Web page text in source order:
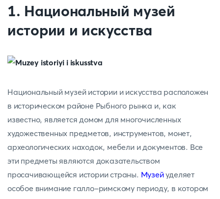
1. Национальный музей
истории и искусства
Национальный музей истории и искусства расположен
в историческом районе Рыбного рынка и, как
известно, является домом для многочисленных
художественных предметов, инструментов, монет,
археологических находок, мебели и документов. Все
эти предметы являются доказательством
просачивающейся истории страны. Музейуделяет
особое внимание галло-римскому периоду, в котором